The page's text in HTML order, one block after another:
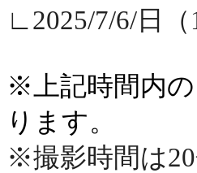
∟2025/7/6/日（
※上記時間内
ります。
※撮影時間は20